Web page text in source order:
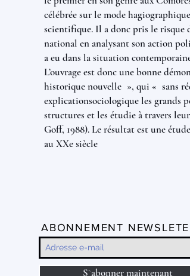
célébrée sur le mode
scientifique. Il a donc pris le risque
national en analysant son action
a eu dans la situation
L’ouvrage est donc une bonne
historique nouvelle », qui « sans
explicationsociologique les grands
structures et les étudie à travers
Goff, 1988). Le résultat est une
au XXe siècle
ABONNEMENT
S`abonner maintenant